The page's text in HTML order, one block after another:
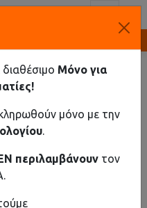
ΈΩΣ 1150 V AC
4P F 2500Α
Ex9A25HU 4P F
Μόνο για
μόνο με την
.
περιλαμβάνουντον